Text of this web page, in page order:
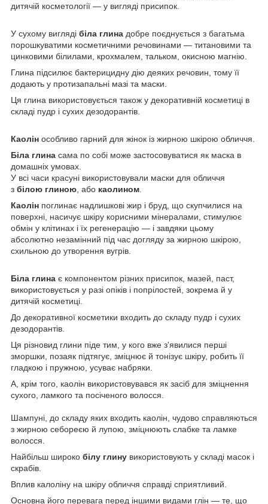
дитячій косметології — у вигляді присипок.
У сухому вигляді біла глина добре поєднується з багатьма
порошкуватими косметичними речовинами — титановими та
цинковими білилами, крохмалем, тальком, окисною магнію.
Глина підсилює бактерицидну дію деяких речовин, тому її
додають у протизапальні мазі та маски.
Ця глина використовується також у декоративній косметиці в
складі пудр і сухих дезодорантів.
Каолін особливо гарний для жінок із жирною шкірою обличчя.
Біла глина сама по собі може застосовуватися як маска в
домашніх умовах.
У всі часи красуні використовували маски для обличчя
з білою глиною , або каолином
Каолін поглинає надлишкові жир і бруд, що скупчилися на
поверхні, насичує шкіру корисними мінералами, стимулює
обмін у клітинах і їх регенерацію — і завдяки цьому
абсолютно незамінний під час догляду за жирною шкірою,
схильною до утворення вугрів.
Біла глина є компонентом різних присипок, мазей, паст,
використовується у разі опіків і попрілостей, зокрема й у
дитячій косметиці.
До декоративної косметики входить до складу пудр і сухих
дезодорантів.
Ця різновид глини піде тим, у кого вже з'явилися перші
зморшки, позаяк підтягує, зміцнює й тонізує шкіру, робить її
гладкою і пружною, усуває набряки.
А, крім того, каолін використовувався як засіб для зміцнення
сухого, ламкого та посіченого волосся.
Шампуні, до складу яких входить каолін, чудово справляються
з жирною себореєю й лупою, зміцнюють слабке та ламке
волосся.
Найбільш широко білу глину використовують у складі масок і
скрабів.
Вплив калоліну на шкіру обличчя справді сприятливий.
Основна його перевага перед іншими видами глін — те, що